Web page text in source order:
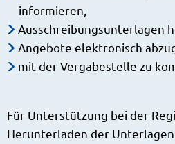
informieren,
Ausschreibungsunterlagen
Angebote elektronisch
mit der Vergabestelle zu
Für Unterstützung bei der
Herunterladen der